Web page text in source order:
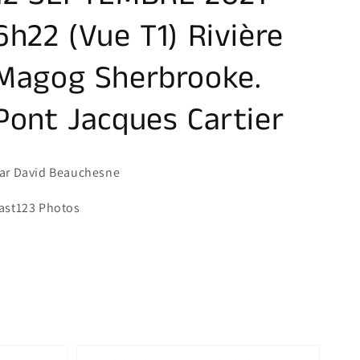
(Vue T1) Rivière
Sherbrooke.
Jacques Cartier
David Beauchesne
Photos